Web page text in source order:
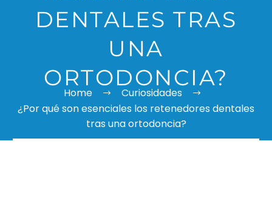
DENTALES TRAS
UNA
ORTODONCIA?
Home
Curiosidades
¿Por qué son esenciales los retenedores dentales
tras una ortodoncia?